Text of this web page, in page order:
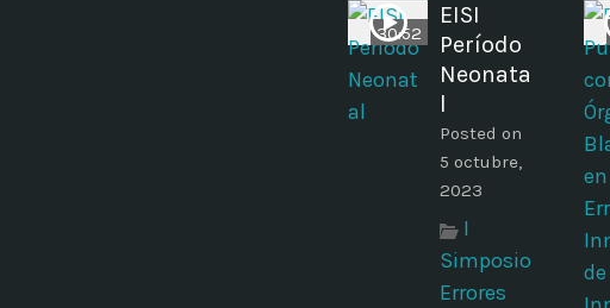
30:52
EISI
Período
Neonata
l
Posted on
5 octubre,
2023
I
Simposio
Errores